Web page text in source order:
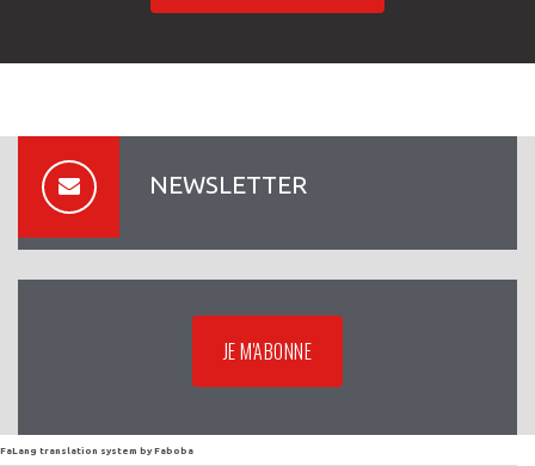
NEWSLETTER
JE M'ABONNE
FaLang translation system by Faboba